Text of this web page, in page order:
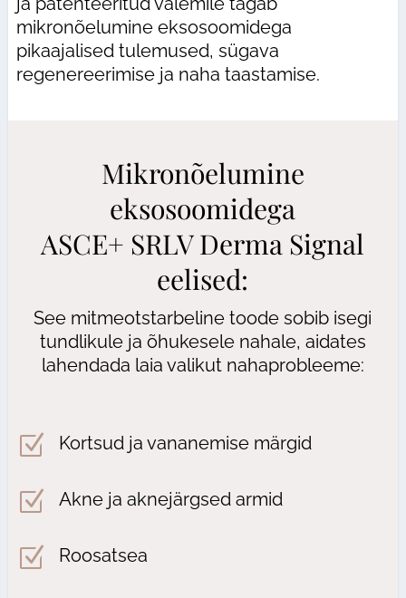
mikronõelumine eksosoomidega
pikaajalised tulemused, sügava
regenereerimise ja naha taastamise.
Mikronõelumine
eksosoomidega
ASCE+ SRLV Derma Signal
eelised:
See mitmeotstarbeline toode sobib isegi
tundlikule ja õhukesele nahale, aidates
lahendada laia valikut nahaprobleeme:
Z Kortsud ja vananemise märgid
Z Akne ja aknejärgsed armid
Z Roosatsea